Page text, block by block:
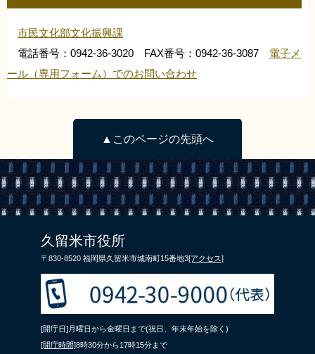
市民文化部文化振興課
電話番号：0942-36-3020 FAX番号：0942-36-3087 電子メ
ール（専用フォーム）でのお問い合わせ
▲このページの先頭へ
久留米市役所
〒830-8520 福岡県久留米市城南町15番地3[アクセス]
[開庁日]月曜日から金曜日まで(祝日、年末年始を除く)
[開庁時間]8時30分から17時15分まで